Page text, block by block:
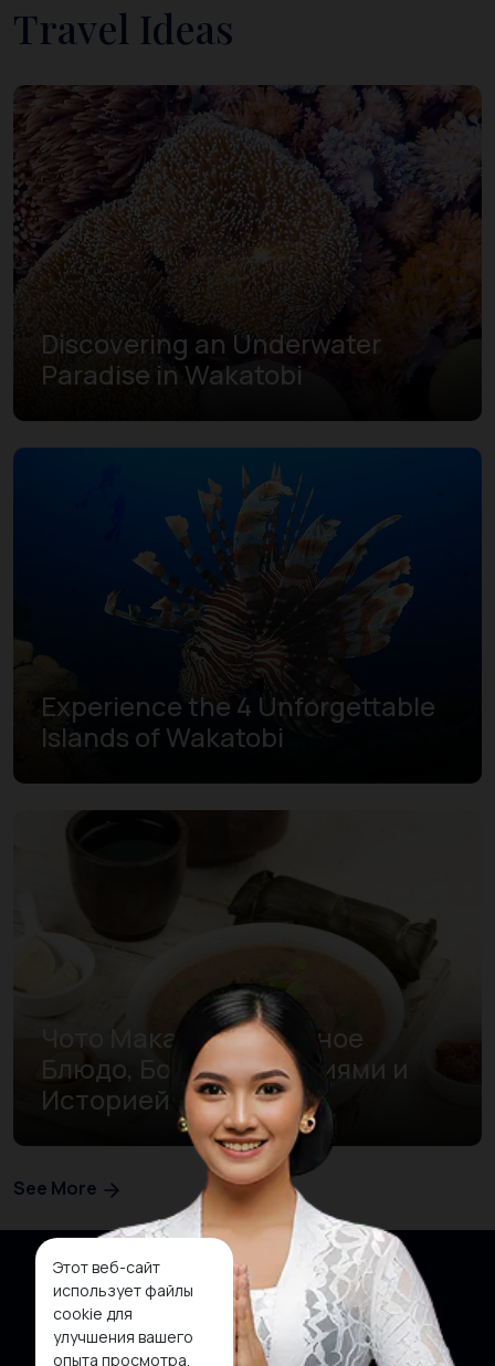
Этот веб-сайт
использует файлы
cookie для
улучшения вашего
опыта просмотра.
Travel Ideas
Discovering an Underwater
Paradise in Wakatobi
Experience the 4 Unforgettable
Islands of Wakatobi
Чото Макассар: Вкусное
Блюдо, Богатое Специями и
Историей
See More